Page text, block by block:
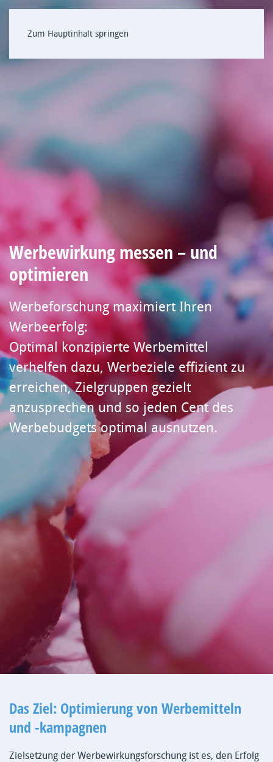
Zum Hauptinhalt springen
Werbewirkung messen – und
optimieren
Werbeforschung maximiert Ihren
Werbeerfolg:
Optimal konzipierte Werbemittel
verhelfen dazu, Werbeziele effizient zu
erreichen, Zielgruppen gezielt
anzusprechen und so jeden Cent des
Werbebudgets optimal ausnutzen.
Das Ziel: Optimierung von Werbemitteln
und -kampagnen
Zielsetzung der Werbewirkungsforschung ist es, den Erfolg